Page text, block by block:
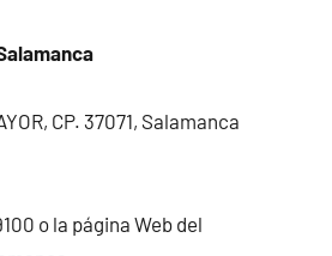
CP. 37071, Salamanca
o la página Web del